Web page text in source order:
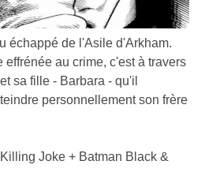
échappé de l'Asile d'Arkham.
effrénée au crime, c'est à travers
sa fille - Barbara - qu'il
personnellement son frère
Joke + Batman Black &